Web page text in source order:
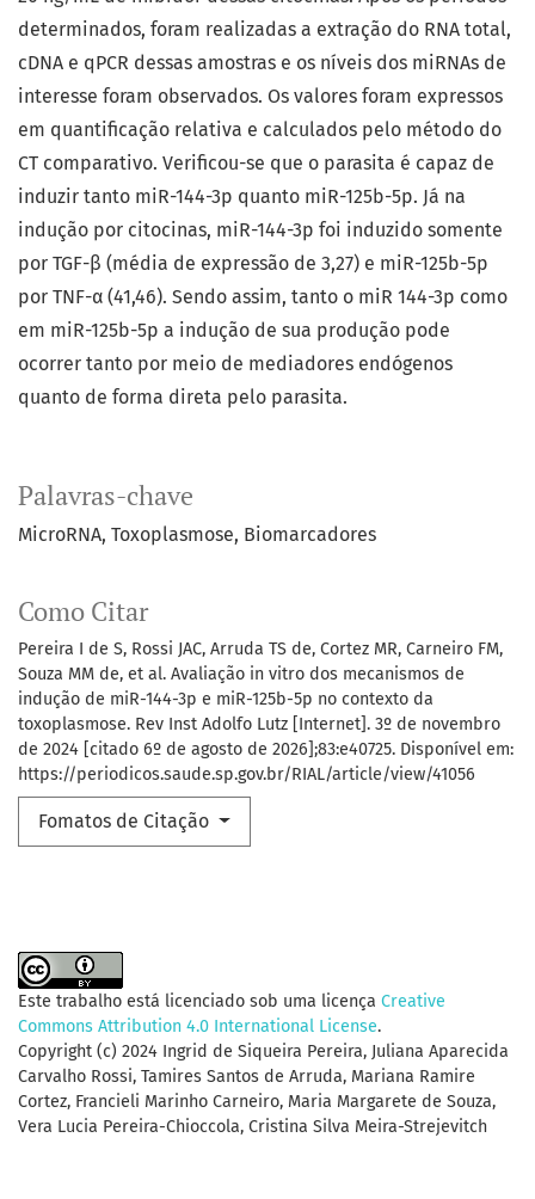
Palavras-chave
MicroRNA Toxoplasmose Biomarcadores
Como Citar
Pereira I de S, Rossi JAC, Arruda TS de, Cortez MR, Carneiro FM,
Souza MM de, et al. Avaliação in vitro dos mecanismos de
indução de miR-144-3p e miR-125b-5p no contexto da
toxoplasmose. Rev Inst Adolfo Lutz [Internet]. 3º de novembro
de 2024 [citado 6º de agosto de 2026];83:e40725. Disponível em:
https://periodicos.saude.sp.gov.br/RIAL/article/view/41056
Fomatos de Citação
determinados, foram realizadas a extração do RNA total,
cDNA e qPCR dessas amostras e os níveis dos miRNAs de
interesse foram observados. Os valores foram expressos
em quantificação relativa e calculados pelo método do
CT comparativo. Verificou-se que o parasita é capaz de
induzir tanto miR-144-3p quanto miR-125b-5p. Já na
indução por citocinas, miR-144-3p foi induzido somente
por TGF-β (média de expressão de 3,27) e miR-125b-5p
por TNF-α (41,46). Sendo assim, tanto o miR 144-3p como
em miR-125b-5p a indução de sua produção pode
ocorrer tanto por meio de mediadores endógenos
quanto de forma direta pelo parasita.
Este trabalho está licenciado sob uma licença Creative
Commons Attribution 4.0 International License.
Copyright (c) 2024 Ingrid de Siqueira Pereira, Juliana Aparecida
Carvalho Rossi, Tamires Santos de Arruda, Mariana Ramire
Cortez, Francieli Marinho Carneiro, Maria Margarete de Souza,
Vera Lucia Pereira-Chioccola, Cristina Silva Meira-Strejevitch